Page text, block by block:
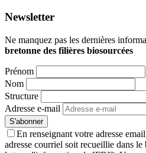
Newsletter
Ne manquez pas les dernières
bretonne des filières biosourcées
Prénom
Nom
Structure
Adresse e-mail
En renseignant votre adresse
adresse courriel soit recueillie dans le